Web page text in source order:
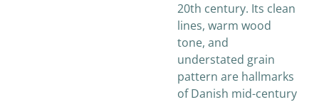
20th century. Its clean
lines, warm wood
tone, and
understated grain
pattern are hallmarks
of Danish mid-century